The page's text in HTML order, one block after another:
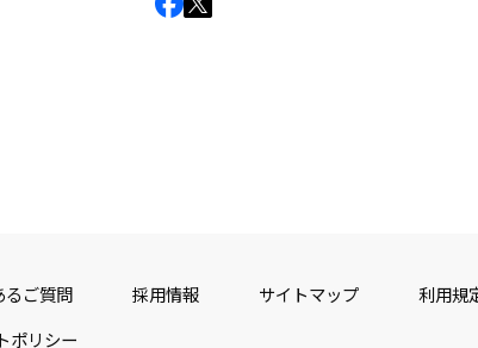
るご質問 採用情報 サイトマップ 利用規
ポリシー